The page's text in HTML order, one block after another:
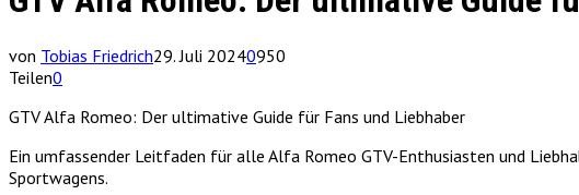
von Tobias Friedrich29. Juli 20240950
Teilen0
GTV Alfa Romeo: Der ultimative Guide für Fans und Liebhaber
Ein umfassender Leitfaden für alle Alfa Romeo GTV-Enthusiasten und
Sportwagens.